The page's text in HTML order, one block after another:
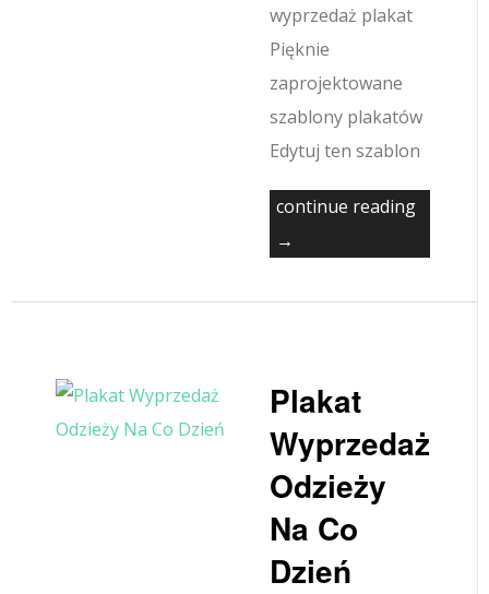
wyprzedaż plakat
Pięknie
zaprojektowane
szablony plakatów
Edytuj ten szablon
continue reading
→
Plakat
Wyprzedaż
Odzieży
Na Co
Dzień